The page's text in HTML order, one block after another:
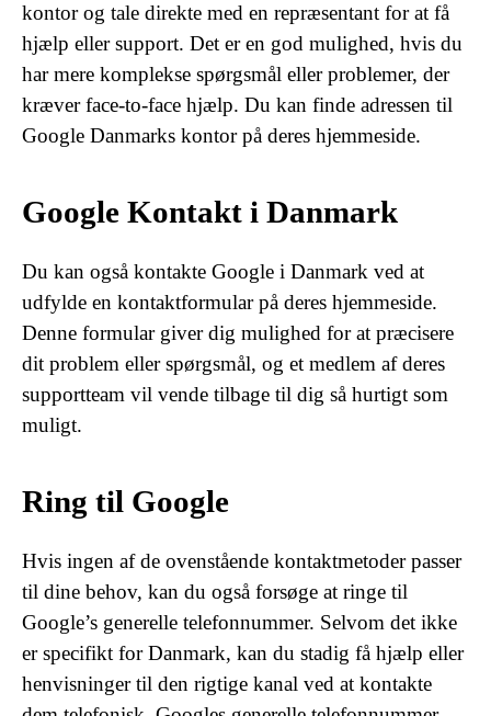
kontor og tale direkte med en repræsentant for at få
hjælp eller support. Det er en god mulighed, hvis du
har mere komplekse spørgsmål eller problemer, der
kræver face-to-face hjælp. Du kan finde adressen til
Google Danmarks kontor på deres hjemmeside.
Google Kontakt i Danmark
Du kan også kontakte Google i Danmark ved at
udfylde en kontaktformular på deres hjemmeside.
Denne formular giver dig mulighed for at præcisere
dit problem eller spørgsmål, og et medlem af deres
supportteam vil vende tilbage til dig så hurtigt som
muligt.
Ring til Google
Hvis ingen af de ovenstående kontaktmetoder passer
til dine behov, kan du også forsøge at ringe til
Google’s generelle telefonnummer. Selvom det ikke
er specifikt for Danmark, kan du stadig få hjælp eller
henvisninger til den rigtige kanal ved at kontakte